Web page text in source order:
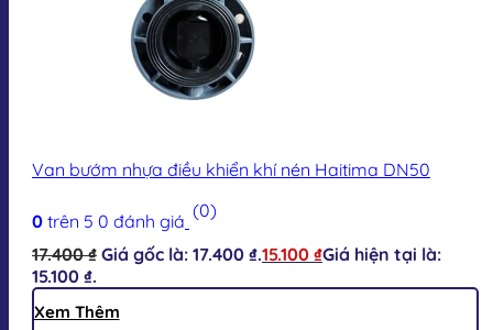
Van bướm nhựa điều khiển khí nén Haitima DN50
0 trên 5 0 đánh giá (0)
17.400₫ Giá gốc là: 17.400 ₫.15.100 ₫Giá hiện tại là:
15.100 ₫.
Xem Thêm